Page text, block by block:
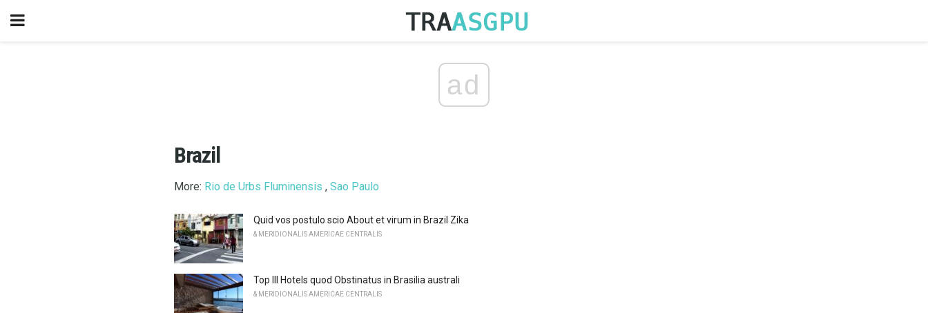
ad
Brazil
More: Rio de Urbs Fluminensis , Sao Paulo
Quid vos postulo scio About et virum in Brazil Zika
& MERIDIONALIS AMERICAE CENTRALIS
Top III Hotels quod Obstinatus in Brasilia australi
& MERIDIONALIS AMERICAE CENTRALIS